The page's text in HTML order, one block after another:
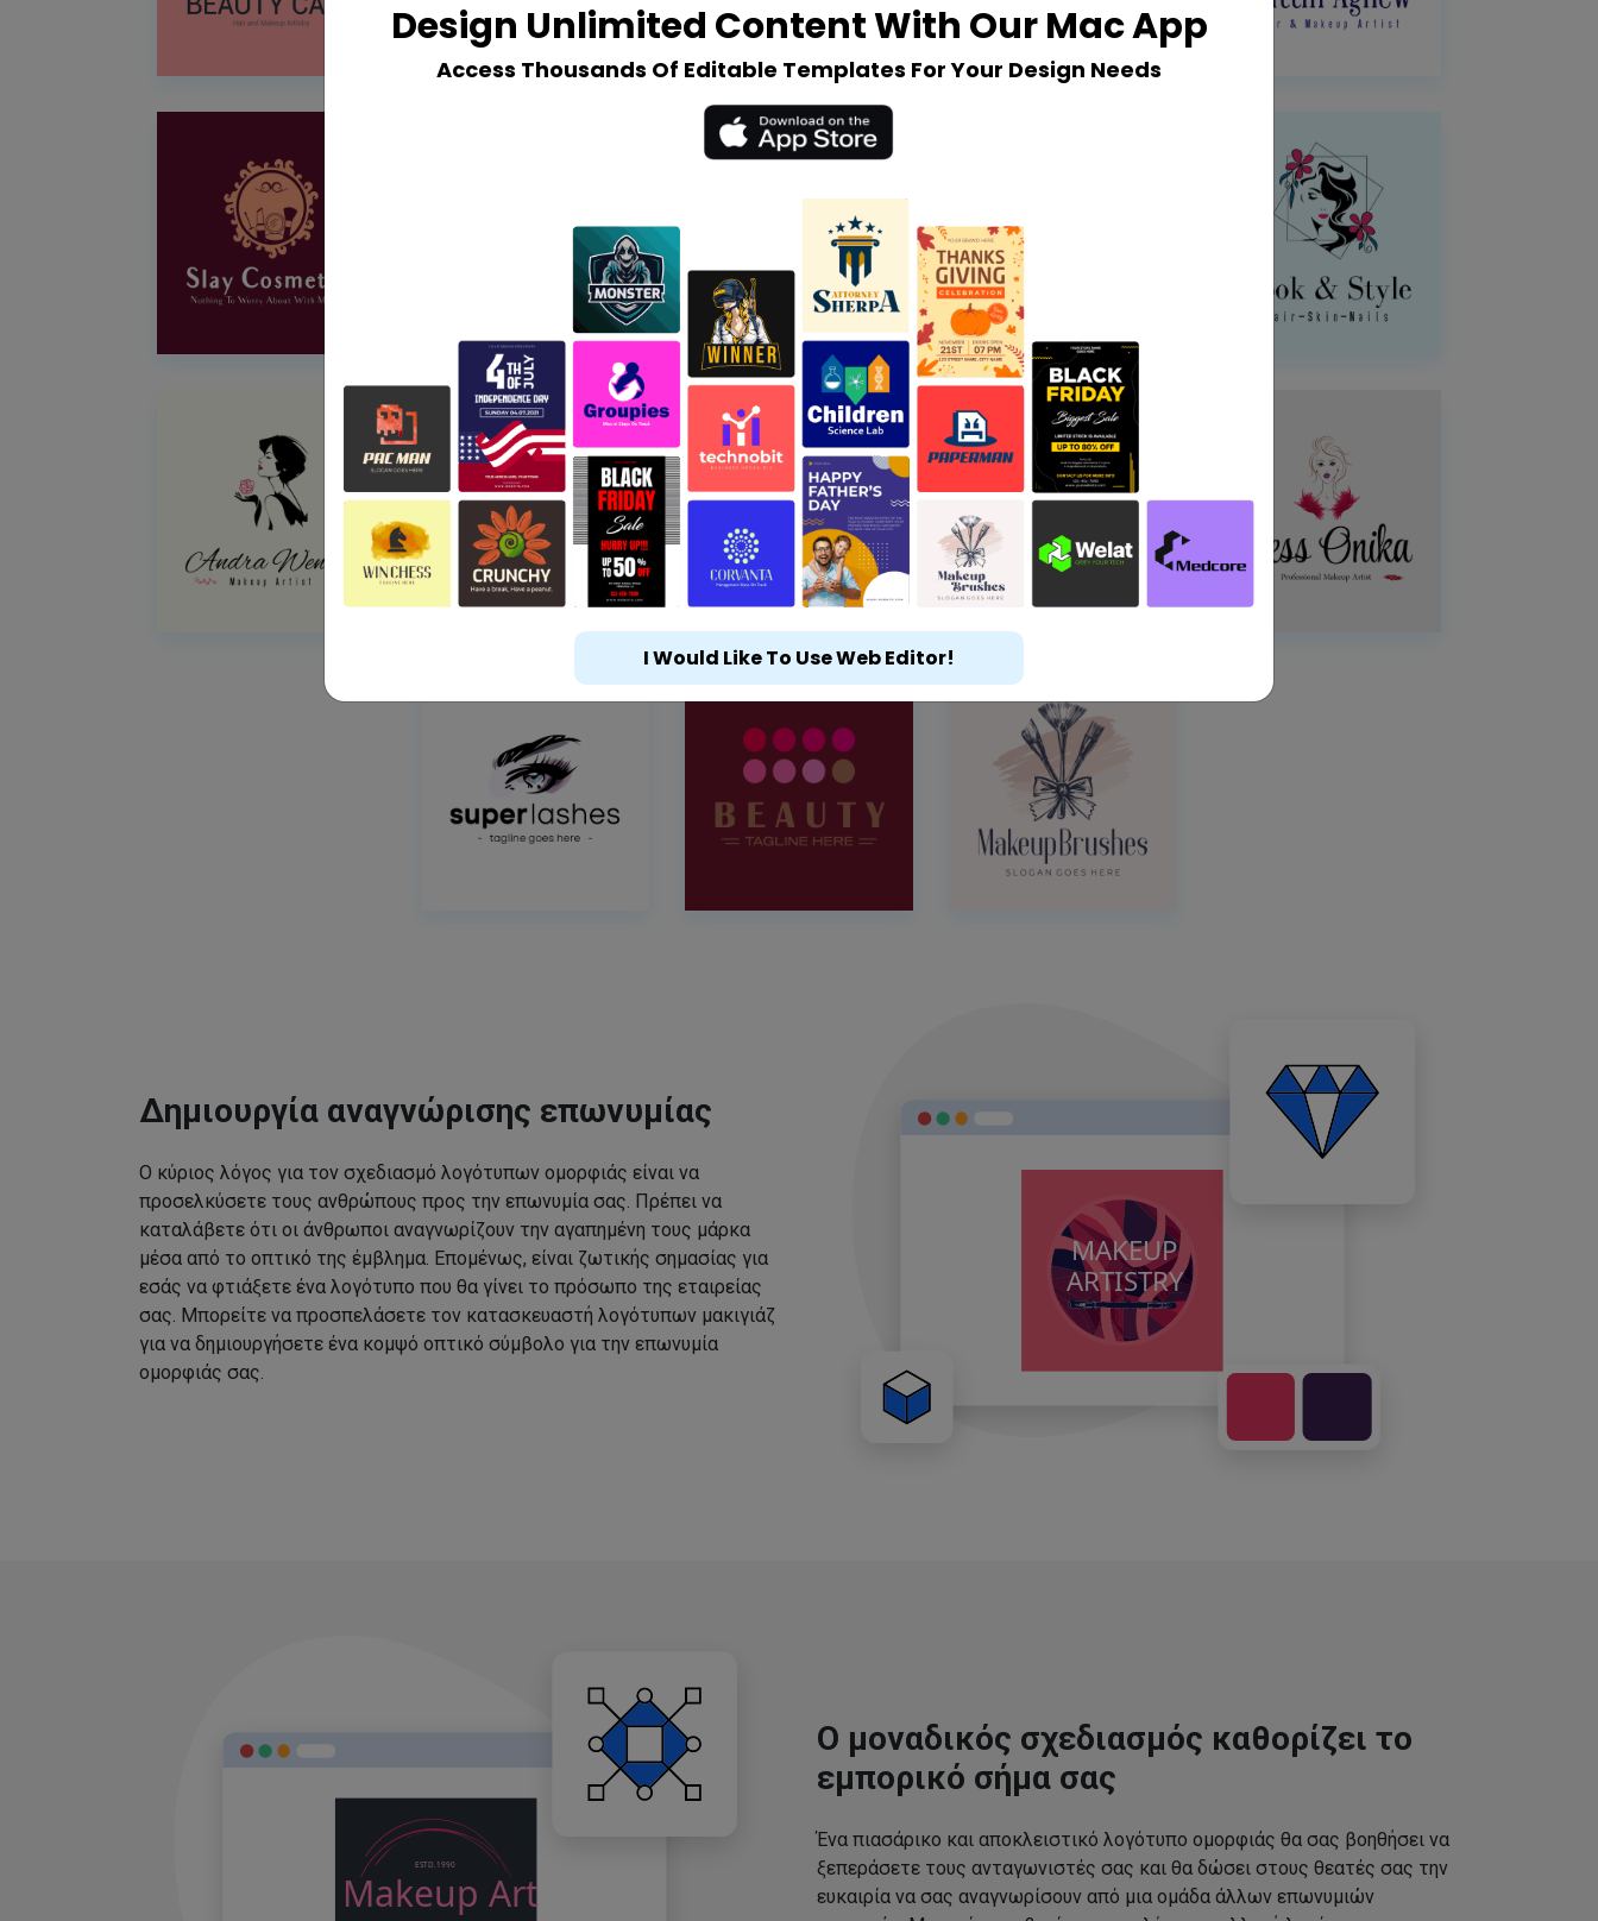
Δημιουργία αναγνώρισης επωνυμίας
Ο κύριος λόγος για τον σχεδιασμό λογότυπων ομορφιάς είναι να
προσελκύσετε τους ανθρώπους προς την επωνυμία σας. Πρέπει να
καταλάβετε ότι οι άνθρωποι αναγνωρίζουν την αγαπημένη τους μάρκα
μέσα από το οπτικό της έμβλημα. Επομένως, είναι ζωτικής σημασίας για
εσάς να φτιάξετε ένα λογότυπο που θα γίνει το πρόσωπο της εταιρείας
σας. Μπορείτε να προσπελάσετε τον κατασκευαστή λογότυπων μακιγιάζ
για να δημιουργήσετε ένα κομψό οπτικό σύμβολο για την επωνυμία
ομορφιάς σας.
Ο μοναδικός σχεδιασμός καθορίζει το
εμπορικό σήμα σας
Ένα πιασάρικο και αποκλειστικό λογότυπο ομορφιάς θα σας βοηθήσει να
ξεπεράσετε τους ανταγωνιστές σας και θα δώσει στους θεατές σας την
ευκαιρία να σας αναγνωρίσουν από μια ομάδα άλλων επωνυμιών
Design Unlimited Content With Our Mac App
Access Thousands Of Editable Templates For Your Design Needs
I Would Like To Use Web Editor!